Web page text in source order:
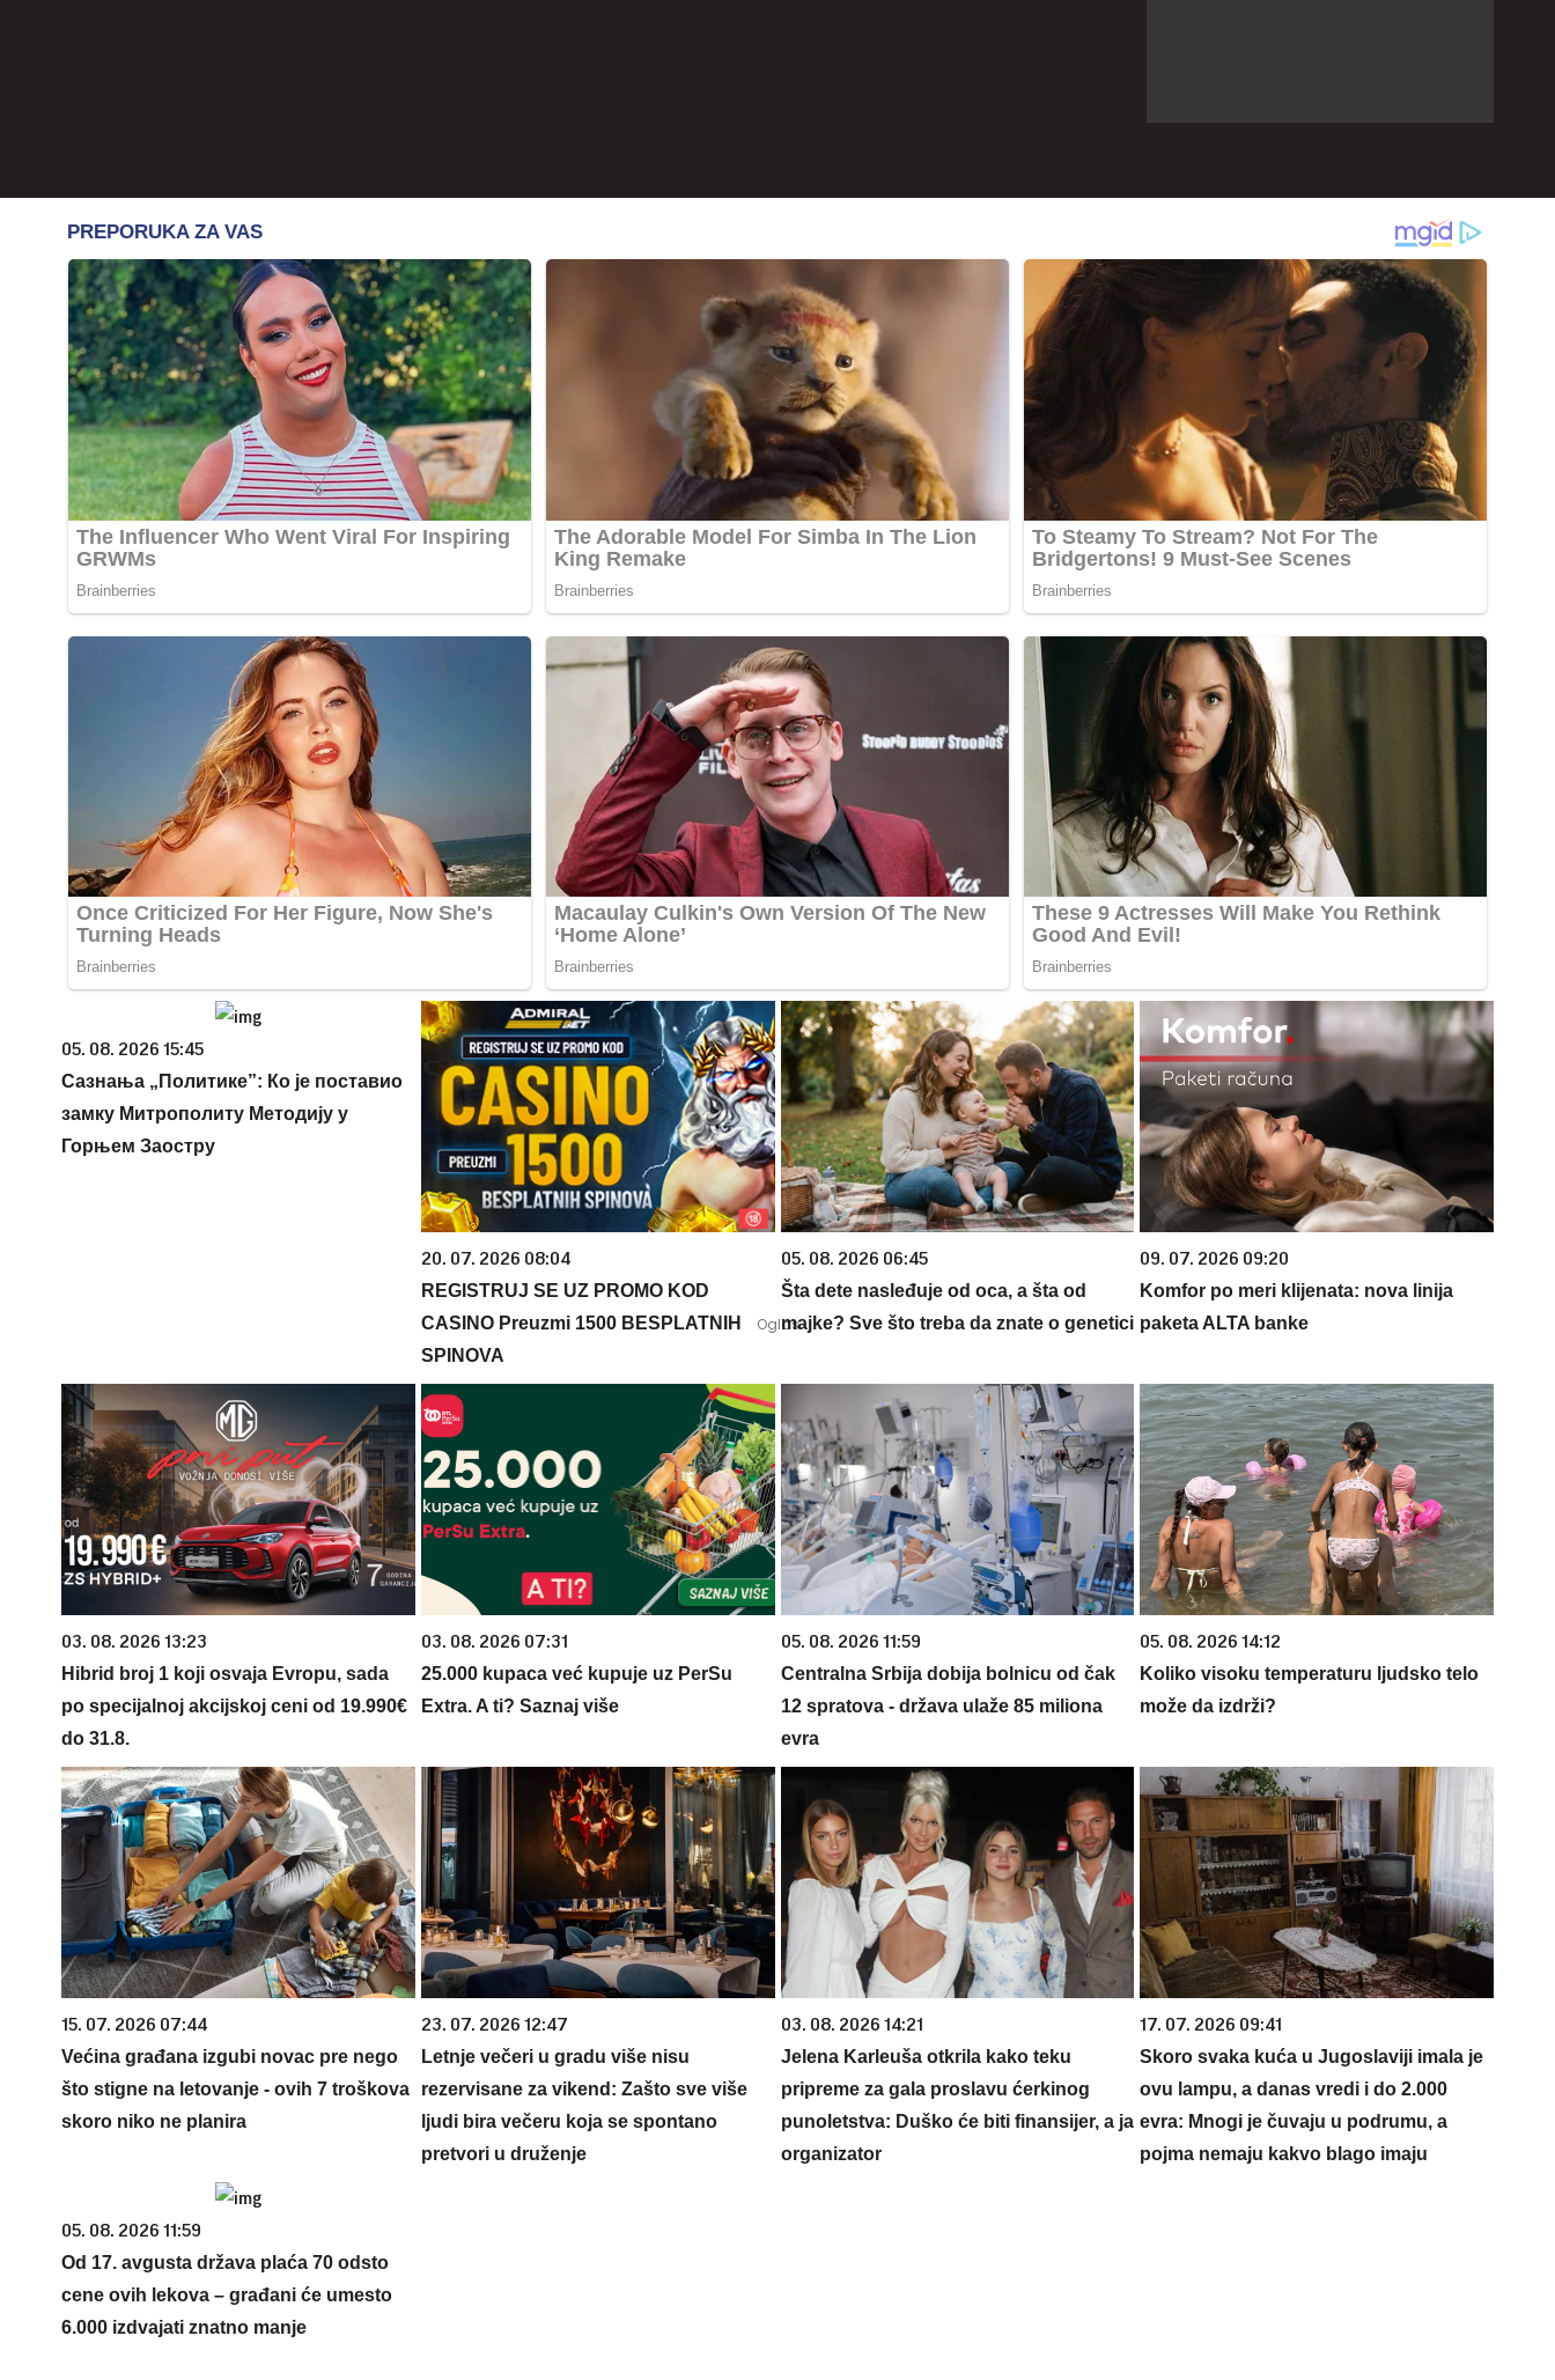
05. 08. 2026 15:45
Сазнања „Политике”: Ко је поставио
замку Митрополиту Методију у
Горњем Заостру
20. 07. 2026 08:04
REGISTRUJ SE UZ PROMO KOD
CASINO Preuzmi 1500 BESPLATNIH
SPINOVA
05. 08. 2026 06:45
Šta dete nasleđuje od oca, a šta od
majke? Sve što treba da znate o genetici
09. 07. 2026 09:20
Komfor po meri klijenata: nova linija
paketa ALTA banke
03. 08. 2026 13:23
Hibrid broj 1 koji osvaja Evropu, sada
po specijalnoj akcijskoj ceni od 19.990€
do 31.8.
03. 08. 2026 07:31
25.000 kupaca već kupuje uz PerSu
Extra. A ti? Saznaj više
05. 08. 2026 11:59
Centralna Srbija dobija bolnicu od čak
12 spratova - država ulaže 85 miliona
evra
05. 08. 2026 14:12
Koliko visoku temperaturu ljudsko telo
može da izdrži?
15. 07. 2026 07:44
Većina građana izgubi novac pre nego
što stigne na letovanje - ovih 7 troškova
skoro niko ne planira
23. 07. 2026 12:47
Letnje večeri u gradu više nisu
rezervisane za vikend: Zašto sve više
ljudi bira večeru koja se spontano
pretvori u druženje
03. 08. 2026 14:21
Jelena Karleuša otkrila kako teku
pripreme za gala proslavu ćerkinog
punoletstva: Duško će biti finansijer, a ja
organizator
17. 07. 2026 09:41
Skoro svaka kuća u Jugoslaviji imala je
ovu lampu, a danas vredi i do 2.000
evra: Mnogi je čuvaju u podrumu, a
pojma nemaju kakvo blago imaju
05. 08. 2026 11:59
Od 17. avgusta država plaća 70 odsto
cene ovih lekova – građani će umesto
6.000 izdvajati znatno manje